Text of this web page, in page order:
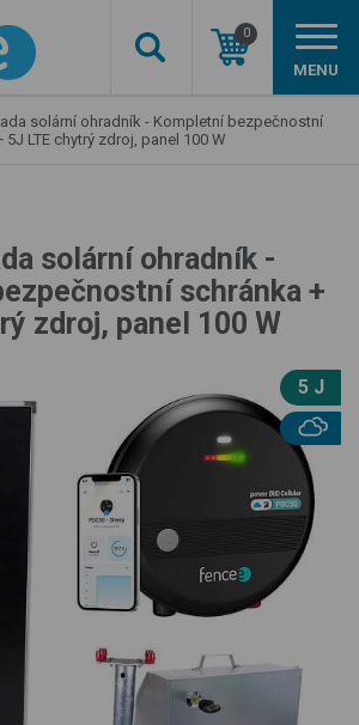
0
MENU
solární ohradník - Kompletní bezpečnostní
5J LTE chytrý zdroj, panel 100 W
solární ohradník -
schránka +
zdroj, panel 100 W
5 J